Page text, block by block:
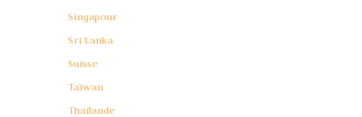
Singapour
Sri Lanka
Suisse
Taïwan
Thaïlande